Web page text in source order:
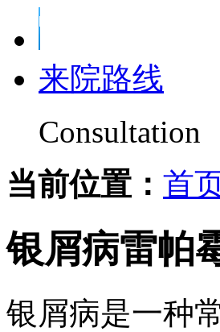
来院路线
Consultation
当前位置： 首
银屑病雷帕
银屑病是一种